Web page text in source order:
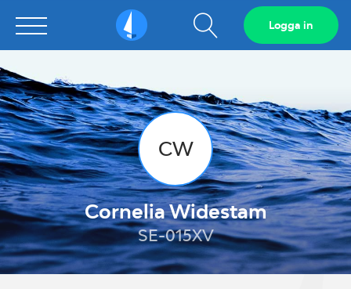
Sailarena Visa
sökfält
Logga in
CW
Cornelia Widestam
SE-015XV